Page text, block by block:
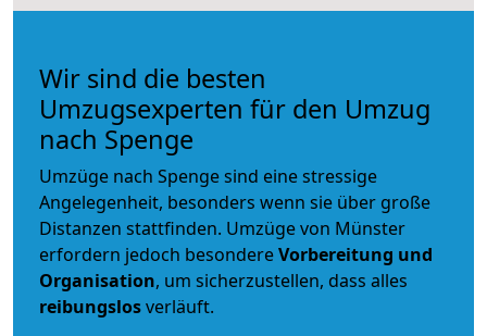
Wir sind die besten
Umzugsexperten für den Umzug
nach Spenge
Umzüge nach Spenge sind eine stressige
Angelegenheit, besonders wenn sie über große
Distanzen stattfinden. Umzüge von Münster
erfordern jedoch besondereVorbereitung und
Organisation, um sicherzustellen, dass alles
reibungslosverläuft.